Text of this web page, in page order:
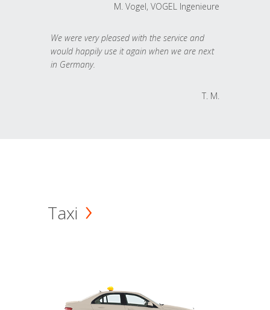
M. Vogel, VOGEL Ingenieure
We were very pleased with the service and
would happily use it again when we are next
in Germany.
T. M.
Taxi